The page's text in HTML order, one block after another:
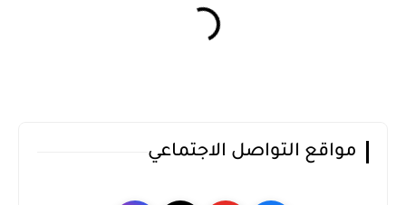
مواقع التواصل الاجتماعي